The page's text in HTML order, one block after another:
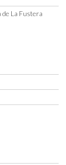
La Fustera